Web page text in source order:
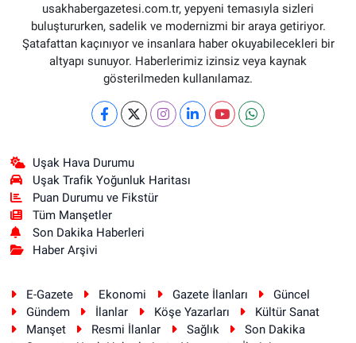
usakhabergazetesi.com.tr, yepyeni temasıyla sizleri
buluştururken, sadelik ve modernizmi bir araya getiriyor.
Şatafattan kaçınıyor ve insanlara haber okuyabilecekleri bir
altyapı sunuyor. Haberlerimiz izinsiz veya kaynak
gösterilmeden kullanılamaz.
Uşak Hava Durumu
Uşak Trafik Yoğunluk Haritası
Puan Durumu ve Fikstür
Tüm Manşetler
Son Dakika Haberleri
Haber Arşivi
E-Gazete Ekonomi Gazete İlanları
Güncel
Gündem
İlanlar Köşe Yazarları
Kültür Sanat
Manşet
Resmi İlanlar Sağlık
Son Dakika